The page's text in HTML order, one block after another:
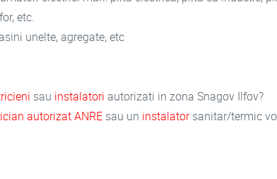
etc.
unelte, agregate, etc
sau instalatori autorizati in zona Snagov Ilfov?
autorizat ANRE sau un instalatorsanitar/termic